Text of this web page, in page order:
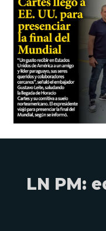
LN PM: